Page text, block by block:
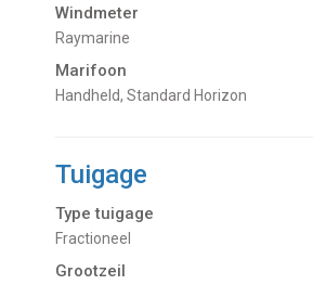
Windmeter
Raymarine
Marifoon
Handheld, Standard Horizon
Tuigage
Type tuigage
Fractioneel
Grootzeil